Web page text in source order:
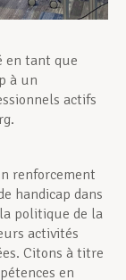
en tant que
à un
actifs
renforcement
handicap dans
politique de la
activités
Citons à titre
en